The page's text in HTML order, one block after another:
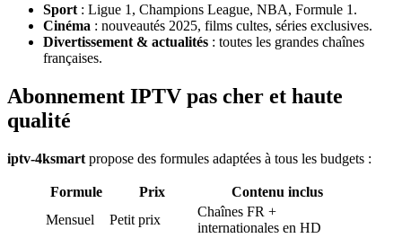
Sport : Ligue 1, Champions League, NBA, Formule 1.
Cinéma : nouveautés 2025, films cultes, séries exclusives.
Divertissement & actualités : toutes les grandes chaînes
françaises.
Abonnement IPTV pas cher et haute
qualité
iptv-4ksmart propose des formules adaptées à tous les budgets :
Formule Prix
Contenu inclus
Mensuel
Petit prix
Chaînes FR +
internationales en HD